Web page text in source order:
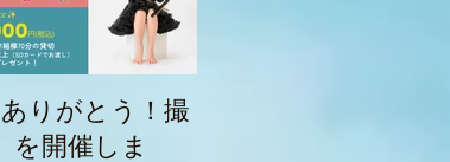
ありがとう！撮
を開催しま